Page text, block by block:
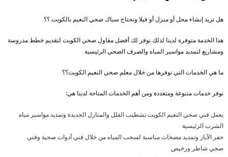
هل تريد إنشاء محل أو منزل أو فيلا وتحتاج سباك صحي النعيم بالكويت ؟؟
هذا الخدمة متوفرة لدينا لذلك نوفر لك أفضل مقاول صحي الكويت لتقديم خطط مدروسة
ومشاريع لتمديد مواسير المياه والصرف الصحي الرئيسية
ما هي الخدمات التي نوفرها من خلال معلم صحي النعيم الكويت؟؟
نوفر خدمات متنوعة ومتعددة ومن أهم الخدمات المتاحة لدينا هي:
يعمل فني صحي النعيم الكويت تشطيب الفلل والمنازل الجديدة وتمديد مواسير مياه
الشرب الرئيسية
حفر الآبار وتمديد مضخات مناسبة لسحب المياه من خلال فني أدوات صحية وفني
صحي شاطر ورخيص